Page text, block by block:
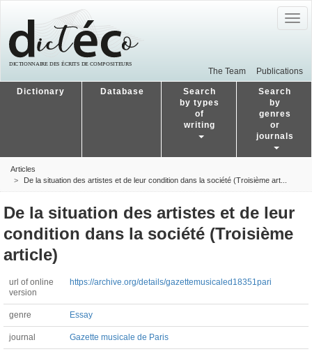
The Team Publications
Dictionary Database
Search
by types
of
writing
Search
by
genres
or
journals
Articles
De la situation des artistes et de leur condition dans la société (Troisième art...
De la situation des artistes et de leur
condition dans la société (Troisième
article)
url of online
version
https://archive.org/details/gazettemusicaled18351pari
genre Essay
journal Gazette musicale de Paris